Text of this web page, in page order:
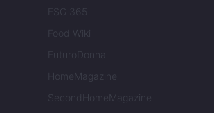
ESG 365
Food Wiki
FuturoDonna
HomeMagazine
SecondHomeMagazine